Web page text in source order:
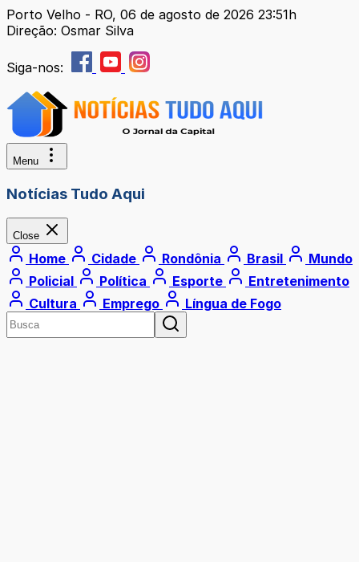
Porto Velho - RO, 06 de agosto de 2026 23:51h
Direção: Osmar Silva
Siga-nos:
Menu
Notícias Tudo Aqui
Close
Home Cidade Rondônia Brasil
Mundo
Policial
Política Esporte
Entretenimento
Cultura
Emprego Língua de Fogo